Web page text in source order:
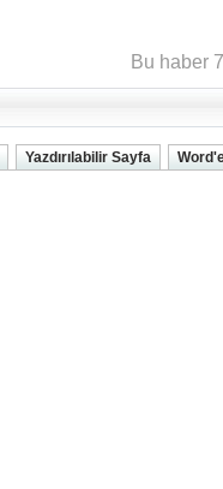
Bu haber
Yazdırılabilir Sayfa